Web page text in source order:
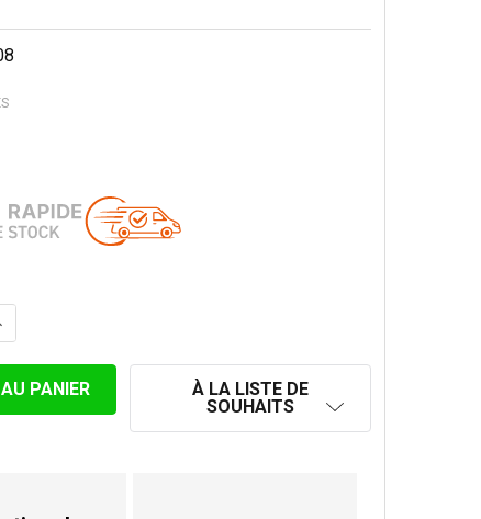
QUANTITÉ DE RACCORDEMENT INFÉRIEUR PLAT MÂLE
LA QUANTITÉ DE RACCORDEMENT
À LA LISTE DE
SOUHAITS